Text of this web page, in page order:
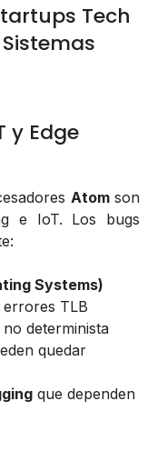
Tech
y Edge
Atomson
e IoT. Los bugs
Systems)
errores TLB
determinista
quedar
que dependen